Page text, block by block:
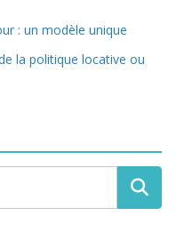
: un modèle unique
la politique locative ou